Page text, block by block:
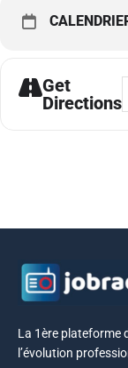
Get
Directions
La 1ère plateforme
l’évolution